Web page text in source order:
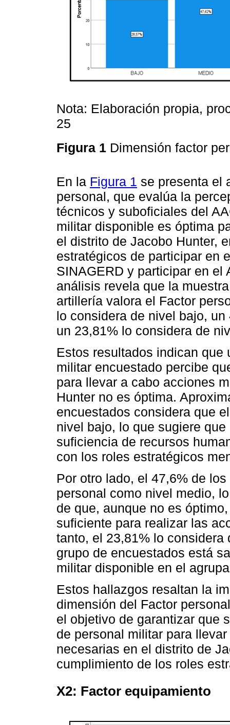
Nota: Elaboración propia,
25
Figura 1 Dimensión factor
En la Figura 1 se presenta el
personal, que evalúa la
técnicos y suboficiales del
militar disponible es óptima
el distrito de Jacobo Hunter,
estratégicos de participar en
SINAGERD y participar en el
análisis revela que la
artillería valora el Factor
lo considera de nivel bajo,
un 23,81% lo considera de
Estos resultados indican
militar encuestado percibe
para llevar a cabo acciones
Hunter no es óptima.
encuestados considera que
nivel bajo, lo que sugiere
suficiencia de recursos
con los roles estratégicos
Por otro lado, el 47,6% de
personal como nivel medio,
de que, aunque no es
suficiente para realizar las
tanto, el 23,81% lo
grupo de encuestados está
militar disponible en el
Estos hallazgos resaltan la
dimensión del Factor
el objetivo de garantizar que
de personal militar para
necesarias en el distrito de
cumplimiento de los roles
X2: Factor equipamiento